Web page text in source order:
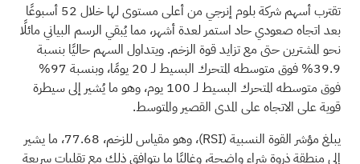
تقترب أسهم شركة بلوم إنرجي من أعلى مستوى لها خلال 52 أسبوعًا
بعد اتجاه صعودي حاد استمر لعدة أشهر، مما يُبقي الرسم البياني مائلًا
نحو المشترين حتى مع تزايد قوة الزخم. ويتداول السهم حاليًا بنسبة
39.9% فوق متوسطه المتحرك البسيط لـ 20 يومًا، وبنسبة 97%
فوق متوسطه المتحرك البسيط لـ 100 يوم، وهو ما يُشير إلى سيطرة
قوية على الاتجاه على المدى القصير والمتوسط.
يبلغ مؤشر القوة النسبية (RSI)
، وهو مقياس للزخم، 77.68، ما يشير
إلى منطقة ذروة شراء واضحة، وغالبًا ما يتوافق ذلك مع تقلبات سريعة